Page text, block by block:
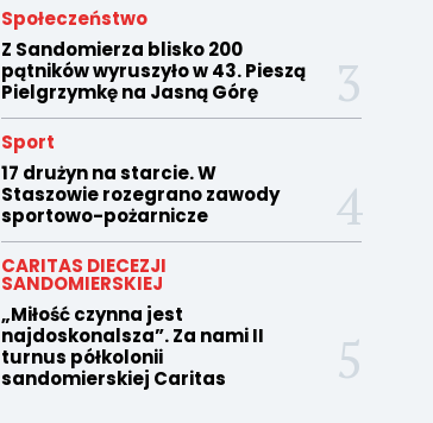
Społeczeństwo
Z Sandomierza blisko 200
pątników wyruszyło w 43. Pieszą
Pielgrzymkę na Jasną Górę
Sport
17 drużyn na starcie. W
Staszowie rozegrano zawody
sportowo-pożarnicze
CARITAS DIECEZJI
SANDOMIERSKIEJ
„Miłość czynna jest
najdoskonalsza”. Za nami II
turnus półkolonii
sandomierskiej Caritas